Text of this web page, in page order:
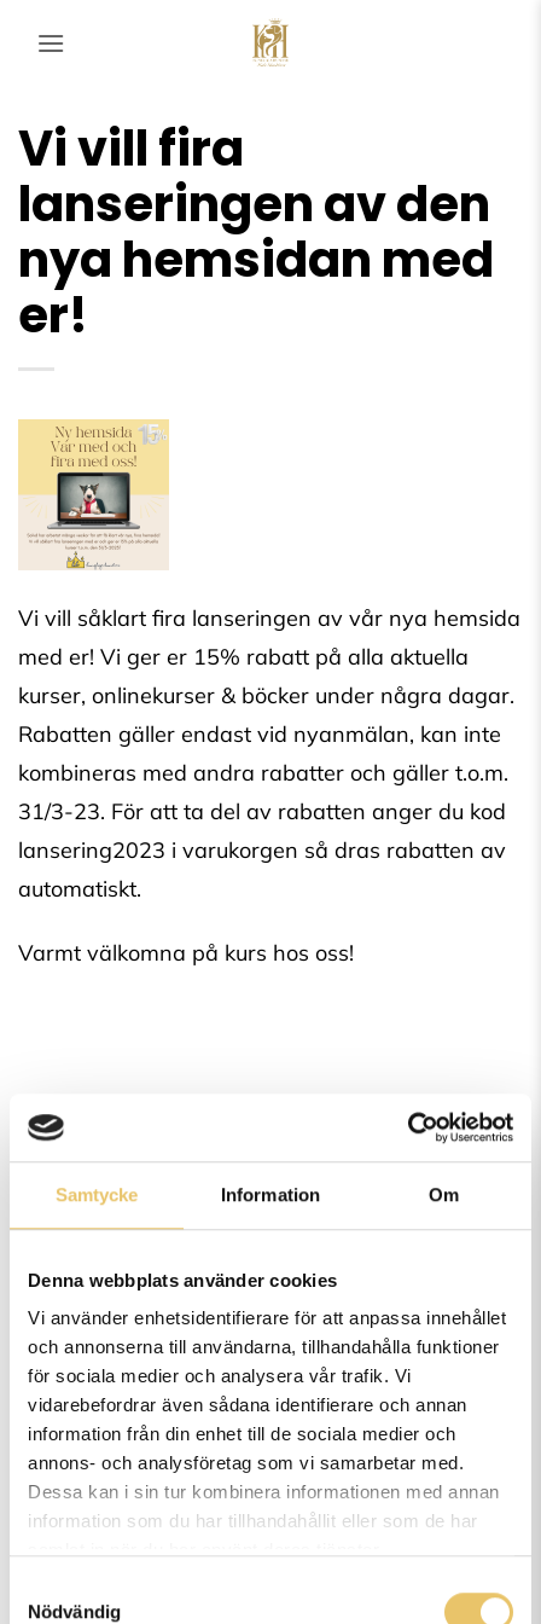
Samtycke Information Om
Denna webbplats använder cookies
Vi använder enhetsidentifierare för att anpassa innehållet
och annonserna till användarna, tillhandahålla funktioner
för sociala medier och analysera vår trafik. Vi
vidarebefordrar även sådana identifierare och annan
information från din enhet till de sociala medier och
annons- och analysföretag som vi samarbetar med.
Dessa kan i sin tur kombinera informationen med annan
information som du har tillhandahållit eller som de har
Nödvändig
Vi vill fira
lanseringen av den
nya hemsidan med
er!
Vi vill såklart fira lanseringen av vår nya hemsida
med er! Vi ger er 15% rabatt på alla aktuella
kurser, onlinekurser & böcker under några dagar.
Rabatten gäller endast vid nyanmälan, kan inte
kombineras med andra rabatter och gäller t.o.m.
31/3-23. För att ta del av rabatten anger du kod
lansering2023 i varukorgen så dras rabatten av
automatiskt.
Varmt välkomna på kurs hos oss!
Vi är Göteborgs största hundcenter. Vi erbjuder kurser,
föreläsningar, privatlektioner, onlineutbildningar,
yrkesutbildningar, hundsim, rehabilitering, friskvård och
Vi har välutbildade & duktiga instruktörer/lärare och erfarna